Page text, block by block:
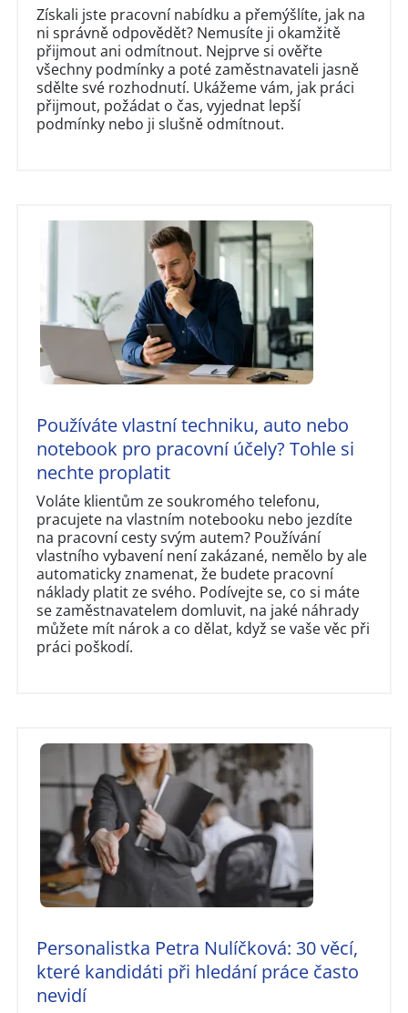
Získali jste pracovní nabídku a přemýšlíte, jak na
ni správně odpovědět? Nemusíte ji okamžitě
přijmout ani odmítnout. Nejprve si ověřte
všechny podmínky a poté zaměstnavateli jasně
sdělte své rozhodnutí. Ukážeme vám, jak práci
přijmout, požádat o čas, vyjednat lepší
podmínky nebo ji slušně odmítnout.
Používáte vlastní techniku, auto nebo
notebook pro pracovní účely? Tohle si
nechte proplatit
Voláte klientům ze soukromého telefonu,
pracujete na vlastním notebooku nebo jezdíte
na pracovní cesty svým autem? Používání
vlastního vybavení není zakázané, nemělo by ale
automaticky znamenat, že budete pracovní
náklady platit ze svého. Podívejte se, co si máte
se zaměstnavatelem domluvit, na jaké náhrady
můžete mít nárok a co dělat, když se vaše věc při
práci poškodí.
Personalistka Petra Nulíčková: 30 věcí,
které kandidáti při hledání práce často
nevidí